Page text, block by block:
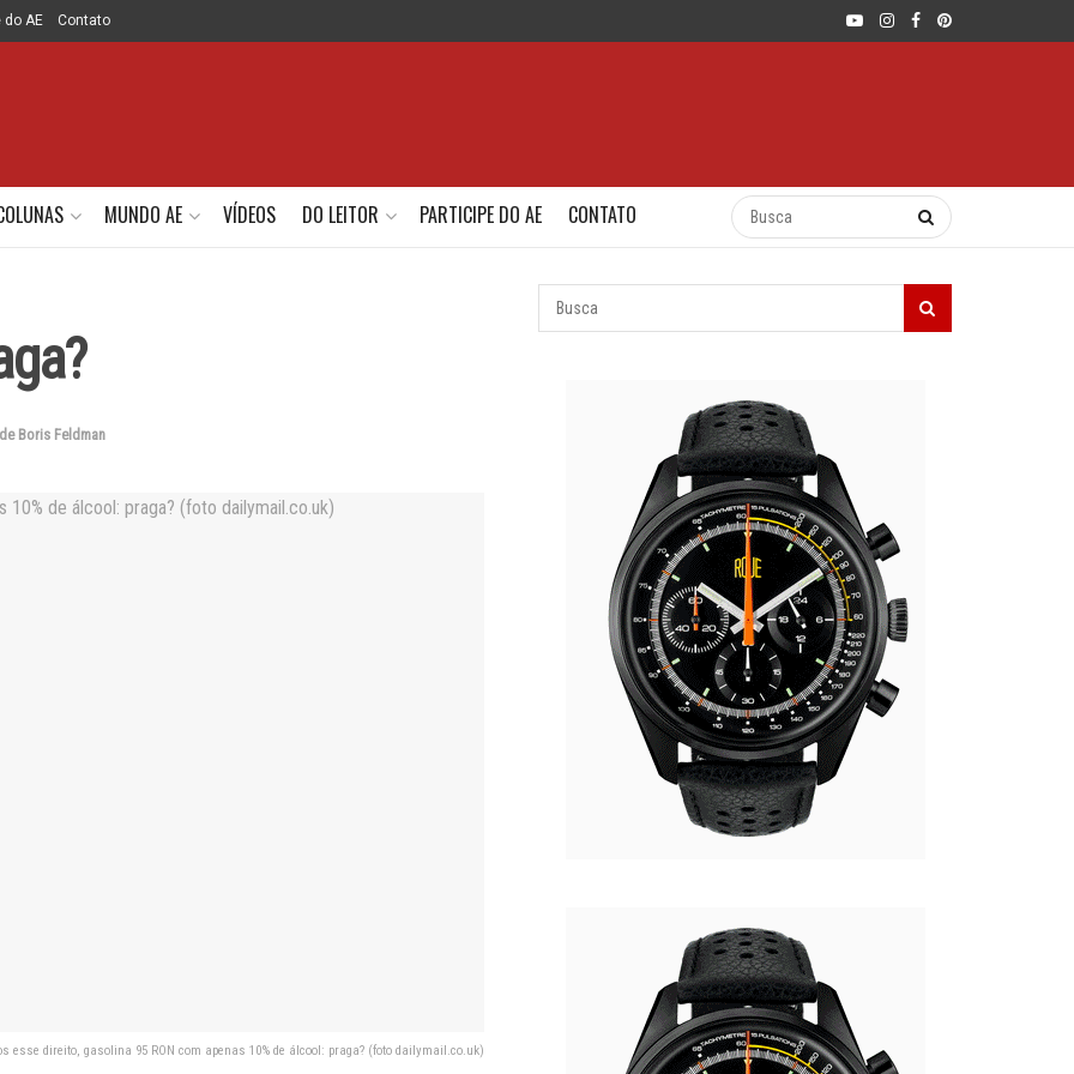
do AE Contato
MUNDO AE VÍDEOS DO LEITOR PARTICIPE DO AE CONTATO
Boris Feldman
esse direito, gasolina 95 RON com apenas 10% de álcool: praga? (foto dailymail.co.uk)